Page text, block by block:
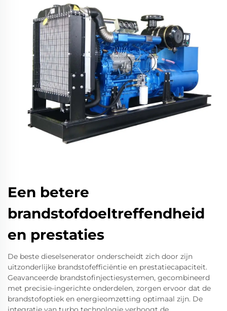
Een betere
brandstofdoeltreffendheid
en prestaties
De beste dieselsenerator onderscheidt zich door zijn
uitzonderlijke brandstofefficiëntie en prestatiecapaciteit.
Geavanceerde brandstofinjectiesystemen, gecombineerd
met precisie-ingerichte onderdelen, zorgen ervoor dat de
brandstofoptiek en energieomzetting optimaal zijn. De